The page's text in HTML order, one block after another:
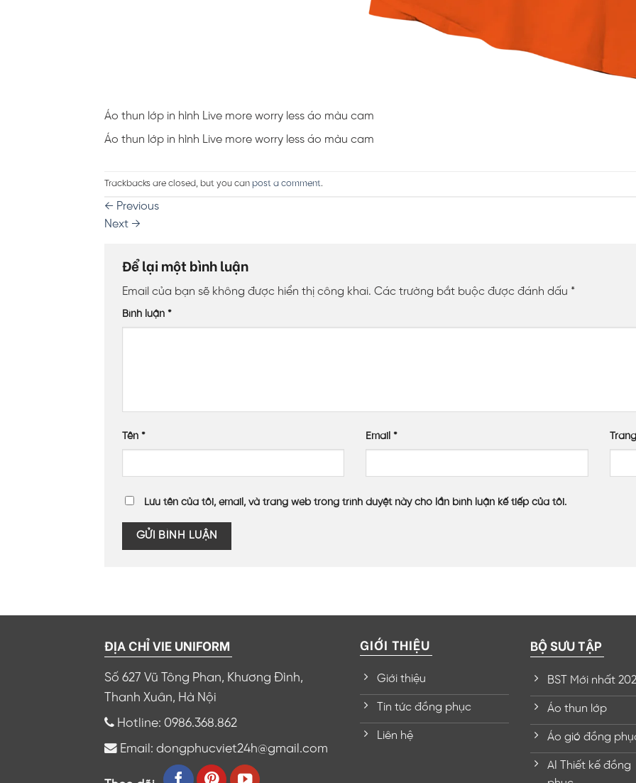
Áo thun lớp in hình Live more worry less áo màu cam
Áo thun lớp in hình Live more worry less áo màu cam
Trackbacks are closed, but you can post a comment.
← Previous
Next →
Để lại một bình luận
Email của bạn sẽ không được hiển thị công khai. Các trường bắt buộc được đánh dấu *
Bình luận *
Tên * Email*
Lưu tên của tôi, email, và trang web trong trình duyệt này cho lần bình luận kế tiếp của tôi.
ĐỊA CHỈ VIE UNIFORM
Số 627 Vũ Tông Phan, Khương Đình,
Thanh Xuân, Hà Nội
Hotline: 0986.368.862
Email: dongphucviet24h@gmail.com
GIỚI THIỆU
Giới thiệu
Tin tức đồng phục
Liên hệ
BỘ SƯU TẬP
BST Mới nhất
Áo thun lớp
Áo gió đồng
AI Thiết kế đồng